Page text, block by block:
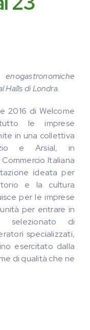
Halls di Londra.
2016 di Welcome
le imprese
in una collettiva
e Arsial, in
Italiana
ideata per
e la cultura
per le imprese
per entrare in
selezionato di
specializzati,
esercitato dalla
di qualità che ne